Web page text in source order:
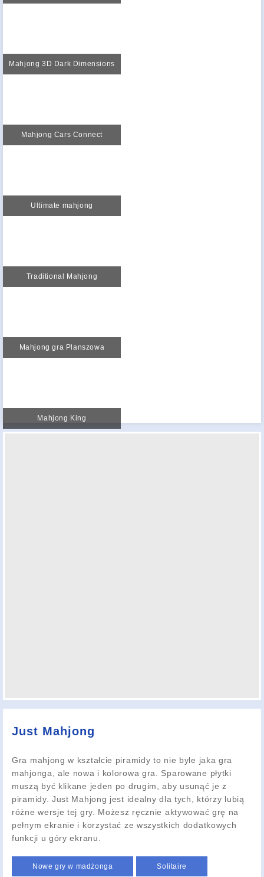
Mahjong 3D Dark Dimensions
Mahjong Cars Connect
Ultimate mahjong
Traditional Mahjong
Mahjong gra Planszowa
Mahjong King
Just Mahjong
Gra mahjong w kształcie piramidy to nie byle jaka gra
mahjonga, ale nowa i kolorowa gra. Sparowane płytki
muszą być klikane jeden po drugim, aby usunąć je z
piramidy. Just Mahjong jest idealny dla tych, którzy lubią
różne wersje tej gry. Możesz ręcznie aktywować grę na
pełnym ekranie i korzystać ze wszystkich dodatkowych
funkcji u góry ekranu.
Nowe gry w madżonga Solitaire